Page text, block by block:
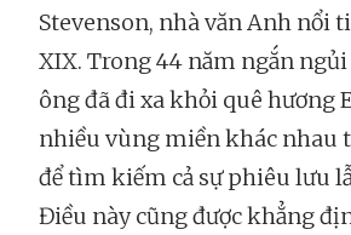
Stevenson, nhà văn Anh nổi
XIX. Trong 44 năm ngắn ngủi
ông đã đi xa khỏi quê hương
nhiều vùng miền khác nhau
để tìm kiếm cả sự phiêu lưu
Điều này cũng được khẳng